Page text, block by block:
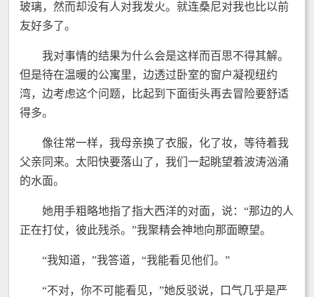
玻璃，然而却没有人对我发火。就连桑尼对我也比以前
友好多了。
我对事情的结果为什么会是这样而百思不得其解。
但是待在温暖的公寓里，边透过卧室的窗户凝视纽约
湾，边考虑这个问题，比起到下面街头再去冒险要舒适
得多。
像往常一样，我母亲换了衣服，化了妆，等待着我
父亲同来。太阳快要落山了，我们一起眺望着波涛汹涌
的水面。
她用手粗略地指了指大西洋的对面，说：“那边的人
正在打仗，彼此残杀。”我聚精会神地向那面瞭望。
“我知道，”我答道，“我能看见他们。”
“不对，你不可能看见，”她反驳说，口气几乎是严